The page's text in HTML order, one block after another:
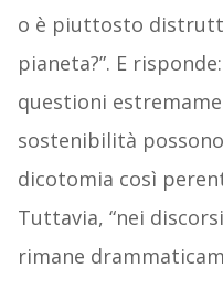
o è piuttosto
pianeta?”. E
questioni
sostenibilità
dicotomia così
Tuttavia, “nei
rimane